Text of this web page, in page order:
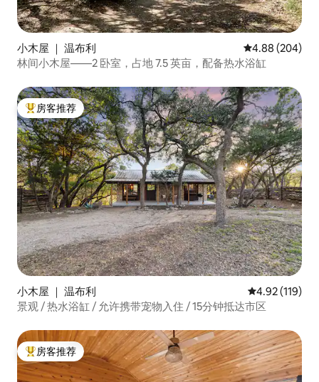
小木屋 ｜ 温布利 平均评分 4.88
4.88 (204)
林间小木屋——2 卧室，占地 7.5 英亩，配备热水浴缸
热门「房客推荐」
房客推荐
小木屋 ｜ 温布利 平均评分 4.92
4.92 (119)
景观 / 热水浴缸 / 允许携带宠物入住 / 15分钟抵达市区
热门「房客推荐」
房客推荐